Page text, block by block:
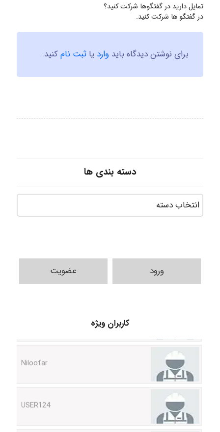
تمایل دارید در گفتگوها شرکت کنید؟
در گفتگو ها شرکت کنید.
برای نوشتن دیدگاه باید وارد یا ثبت نامکنید.
دسته بندی ها
ورود عضویت
کاربران ویژه